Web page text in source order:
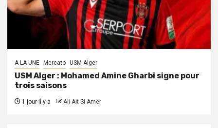
A LA UNE Mercato USM Alger
USM Alger : Mohamed Amine Gharbi signe pour
trois saisons
1 jour il y a Ali Ait Si Amer